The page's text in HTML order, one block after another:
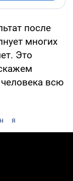
после
многих
Это
всю